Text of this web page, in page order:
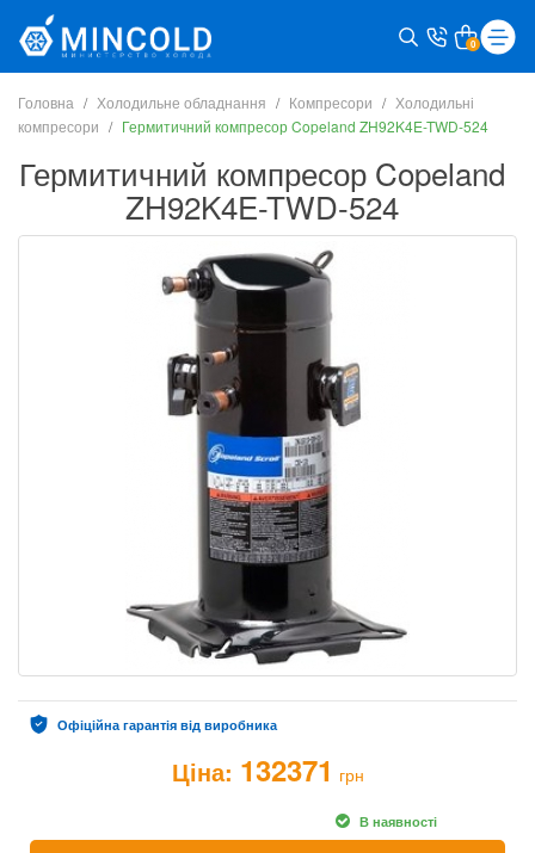
0
Головна Холодильне обладнання Компресори
Холодильні
компресори
Гермитичний компресор Copeland ZH92K4E-TWD-524
Гермитичний компресор Copeland
ZH92K4E-TWD-524
Офіційна гарантія від виробника
Ціна: 132371 грн
В наявності